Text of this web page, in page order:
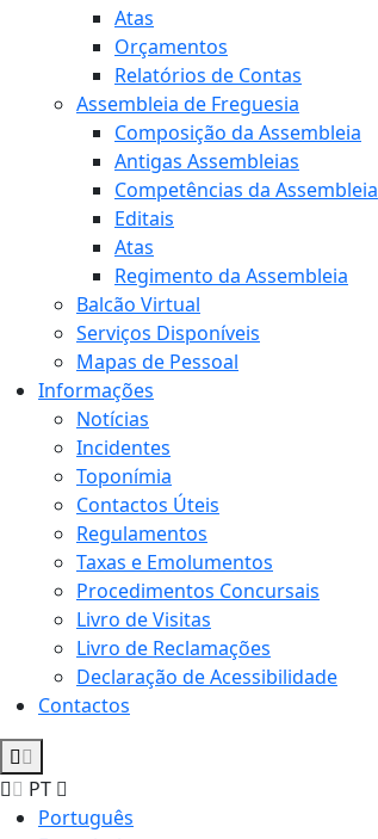
Atas
Orçamentos
Relatórios de Contas
Assembleia de Freguesia
Composição da Assembleia
Antigas Assembleias
Competências da Assembleia
Editais
Atas
Regimento da Assembleia
Balcão Virtual
Serviços Disponíveis
Mapas de Pessoal
Informações
Notícias
Incidentes
Toponímia
Contactos Úteis
Regulamentos
Taxas e Emolumentos
Procedimentos Concursais
Livro de Visitas
Livro de Reclamações
Declaração de Acessibilidade
Contactos
PT
Português